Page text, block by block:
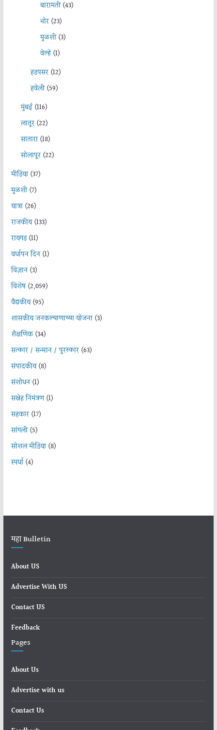
बारामती(43)
भोर(23)
मुळशी(3)
वेल्हे(1)
हडपसर(12)
हवेली(59)
मुंबई(116)
लातूर(22)
सातारा(18)
सोलापूर(22)
मीडिया(37)
मुळशी(7)
यात्रा(26)
राजकीय(133)
रायगड(11)
वर्धापन दिन(1)
विज्ञान(3)
विशेष(2,059)
वैद्यकीय(95)
शासकीय जनकल्याणाच्या योजना(3)
शैक्षणिक(34)
सत्कार / सन्मान / पुरस्कार(63)
संपादकीय(8)
संशोधन(1)
सस्नेह निमंत्रण(1)
सहकार(17)
सांगली(5)
सोशल मीडिया(8)
स्पर्धा(4)
महा Bulletin
About US
Advertise With US
Contact US
Feedback
Pages
About Us
Advertise with us
Contact Us